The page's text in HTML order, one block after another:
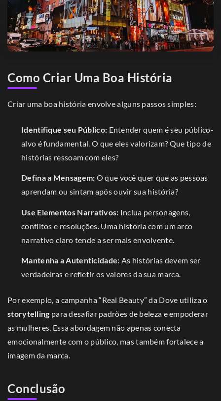
Como Criar Uma Boa História
Criar uma boa história envolve alguns passos simples:
Identifique seu Público: Entender quem é seu público-
alvo é fundamental. O que eles valorizam? Que tipo de
histórias ressoam com eles?
Defina a Mensagem: O que você quer que as pessoas
aprendam ou sintam após ouvir sua história?
Use Elementos Narrativos: Inclua personagens,
conflitos e resoluções. Uma história com um arco
narrativo claro tende a ser mais envolvente.
Mantenha a Autenticidade: As histórias devem ser
verdadeiras e refletir os valores da sua marca.
Por exemplo, a campanha “Real Beauty” da Dove utiliza o
storytelling para desafiar padrões de beleza e empoderar
as mulheres. Essa abordagem não apenas conecta
emocionalmente com o público, mas também fortalece a
imagem da marca.
Conclusão